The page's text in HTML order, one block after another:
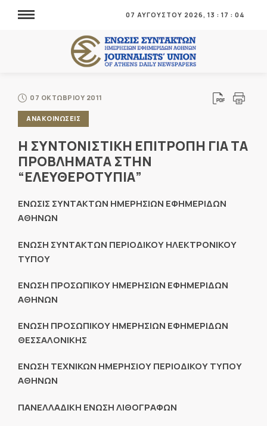
07 ΑΥΓΟΥΣΤΟΥ 2026, 13 : 17 : 04
07 ΟΚΤΩΒΡΙΟΥ 2011
ΑΝΑΚΟΙΝΩΣΕΙΣ
Η ΣΥΝΤΟΝΙΣΤΙΚΗ ΕΠΙΤΡΟΠΗ ΓΙΑ ΤΑ
ΠΡΟΒΛΗΜΑΤΑ ΣΤΗΝ
“ΕΛΕΥΘΕΡΟΤΥΠΙΑ”
ΕΝΩΣΙΣ ΣΥΝΤΑΚΤΩΝ ΗΜΕΡΗΣΙΩΝ ΕΦΗΜΕΡΙΔΩΝ
ΑΘΗΝΩΝ
ΕΝΩΣΗ ΣΥΝΤΑΚΤΩΝ ΠΕΡΙΟΔΙΚΟΥ ΗΛΕΚΤΡΟΝΙΚΟΥ
ΤΥΠΟΥ
ΕΝΩΣΗ ΠΡΟΣΩΠΙΚΟΥ ΗΜΕΡΗΣΙΩΝ ΕΦΗΜΕΡΙΔΩΝ
ΑΘΗΝΩΝ
ΕΝΩΣΗ ΠΡΟΣΩΠΙΚΟΥ ΗΜΕΡΗΣΙΩΝ ΕΦΗΜΕΡΙΔΩΝ
ΘΕΣΣΑΛΟΝΙΚΗΣ
ΕΝΩΣΗ ΤΕΧΝΙΚΩΝ ΗΜΕΡΗΣΙΟΥ ΠΕΡΙΟΔΙΚΟΥ ΤΥΠΟΥ
ΑΘΗΝΩΝ
ΠΑΝΕΛΛΑΔΙΚΗ ΕΝΩΣΗ ΛΙΘΟΓΡΑΦΩΝ